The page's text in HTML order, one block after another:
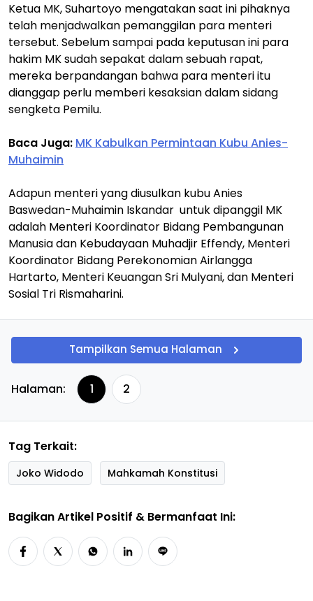
Ketua MK, Suhartoyo mengatakan saat ini pihaknya
telah menjadwalkan pemanggilan para menteri
tersebut. Sebelum sampai pada keputusan ini para
hakim MK sudah sepakat dalam sebuah rapat,
mereka berpandangan bahwa para menteri itu
dianggap perlu memberi kesaksian dalam sidang
sengketa Pemilu.
Baca Juga: MK Kabulkan Permintaan Kubu Anies-
Muhaimin
Adapun menteri yang diusulkan kubu Anies
Baswedan-Muhaimin Iskandar untuk dipanggil MK
adalah Menteri Koordinator Bidang Pembangunan
Manusia dan Kebudayaan Muhadjir Effendy, Menteri
Koordinator Bidang Perekonomian Airlangga
Hartarto, Menteri Keuangan Sri Mulyani, dan Menteri
Sosial Tri Rismaharini.
Tampilkan Semua Halaman
Halaman: 1 2
Tag Terkait:
Joko Widodo Mahkamah Konstitusi
Bagikan Artikel Positif & Bermanfaat Ini: